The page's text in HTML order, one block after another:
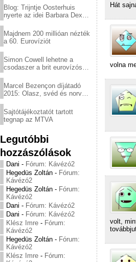
Blog: Trijntje Oosterhuis
nyerte az idei Barbara Dex
Majdnem 200 millióan nézték
a 60. Eurovíziót
Simon Cowell lehetne a
csodaszer a brit eurovízós
Marcel Bezençon díjátadó
2015: Olasz, svéd és norvég
Sajtótájékoztatót tartott
tegnap az MTVA
Legutóbbi
hozzászólások
Dani - Fórum: Kávézó2
Hegedüs Zoltán - Fórum:
Kávézó2
Hegedüs Zoltán - Fórum:
Kávézó2
Dani - Fórum: Kávézó2
Dani - Fórum: Kávézó2
Klész Imre - Fórum:
Kávézó2
Hegedüs Zoltán - Fórum:
Kávézó2
Klész Imre - Fórum:
Hát
volna
volt,